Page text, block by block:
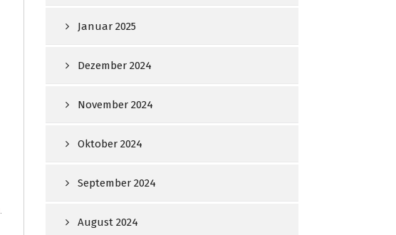
.
Januar 2025
Dezember 2024
November 2024
Oktober 2024
September 2024
August 2024